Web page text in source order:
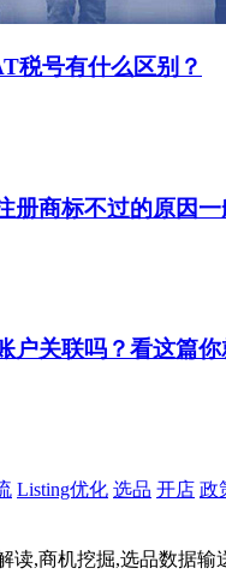
税号有什么区别？
册商标不过的原因一
户关联吗？看这篇你
Listing优化 选品 开店 政
读,商机挖掘,选品数据